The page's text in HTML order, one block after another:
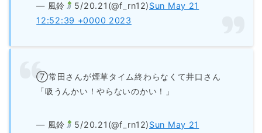
— 風鈴 5/20.21(@f_rn12)Sun May 21
12:52:39 +0000 2023
⑦常田さんが煙草タイム終わらなくて井口さん
「吸うんかい！やらないのかい！」
— 風鈴 5/20.21(@f_rn12)Sun May 21